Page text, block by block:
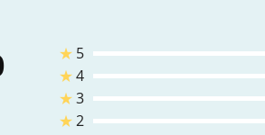
★ 5
★4
★3
★2